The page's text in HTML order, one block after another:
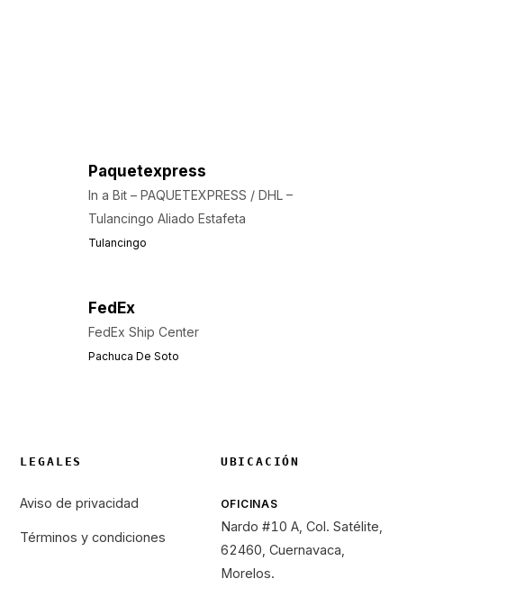
Paquetexpress
In a Bit – PAQUETEXPRESS / DHL –
Tulancingo Aliado Estafeta
Tulancingo
FedEx
FedEx Ship Center
Pachuca De Soto
LEGALES
Aviso de privacidad
Términos y condiciones
UBICACIÓN
OFICINAS
Nardo #10 A, Col. Satélite,
62460, Cuernavaca,
Morelos.